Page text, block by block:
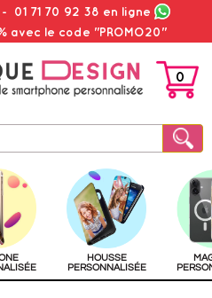
- 01 71 70 92 38 en ligne
avec le code "PROMO20"
PANIER
0
HOUSSE
PERSONNALISÉE